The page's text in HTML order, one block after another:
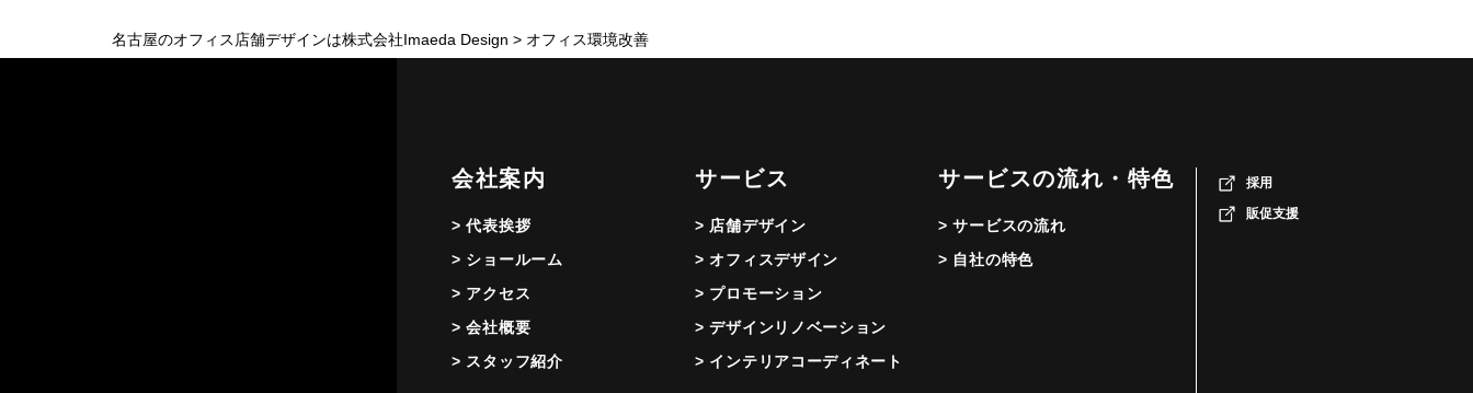
名古屋のオフィス店舗デザインは株式会社Imaeda Design > オフィス環境改善
会社案内
> 代表挨拶
> ショールーム
> アクセス
> 会社概要
> スタッフ紹介
サービス
> 店舗デザイン
> オフィスデザイン
> プロモーション
> デザインリノベーション
> インテリアコーディネート
サービスの流れ・特色
> サービスの流れ
> 自社の特色
採用
販促支援